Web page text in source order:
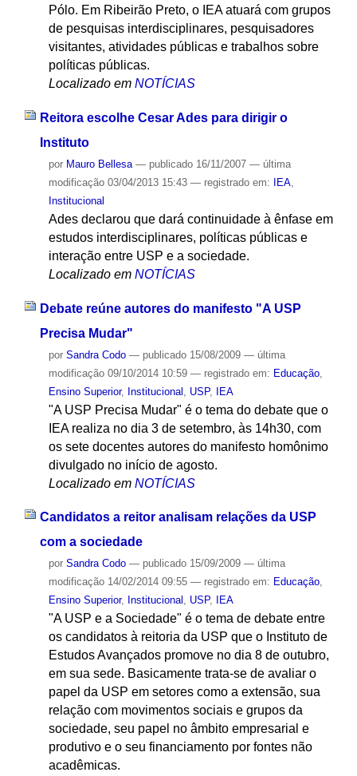
Pólo. Em Ribeirão Preto, o IEA atuará com grupos
de pesquisas interdisciplinares, pesquisadores
visitantes, atividades públicas e trabalhos sobre
políticas públicas.
Localizado em NOTÍCIAS
Reitora escolhe Cesar Ades para dirigir o
Instituto
por Mauro Bellesa — publicado16/11/2007 — última
modificação03/04/2013 15:43 — registrado em: IEA,
Institucional
Ades declarou que dará continuidade à ênfase em
estudos interdisciplinares, políticas públicas e
interação entre USP e a sociedade.
Localizado em NOTÍCIAS
Debate reúne autores do manifesto "A USP
Precisa Mudar"
por Sandra Codo — publicado15/08/2009 — última
modificação09/10/2014 10:59 — registrado em: Educação,
Ensino Superior, Institucional USP, IEA
"A USP Precisa Mudar" é o tema do debate que o
IEA realiza no dia 3 de setembro, às 14h30, com
os sete docentes autores do manifesto homônimo
divulgado no início de agosto.
Localizado em NOTÍCIAS
Candidatos a reitor analisam relações da USP
com a sociedade
por Sandra Codo — publicado15/09/2009 — última
modificação14/02/2014 09:55 — registrado em: Educação,
Ensino Superior, Institucional , USP, IEA
"A USP e a Sociedade" é o tema de debate entre
os candidatos à reitoria da USP que o Instituto de
Estudos Avançados promove no dia 8 de outubro,
em sua sede. Basicamente trata-se de avaliar o
papel da USP em setores como a extensão, sua
relação com movimentos sociais e grupos da
sociedade, seu papel no âmbito empresarial e
produtivo e o seu financiamento por fontes não
acadêmicas.